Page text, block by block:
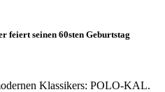
feiert seinen 60sten Geburtstag
Klassikers: POLO-KAL.